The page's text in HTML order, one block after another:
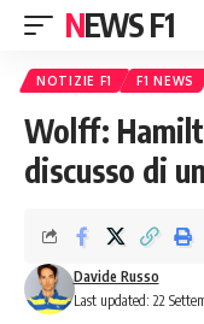
NEWS F1
NOTIZIE F1 F1 NEWS
Wolff:
discusso di
Last updated: 22
Davide Russo